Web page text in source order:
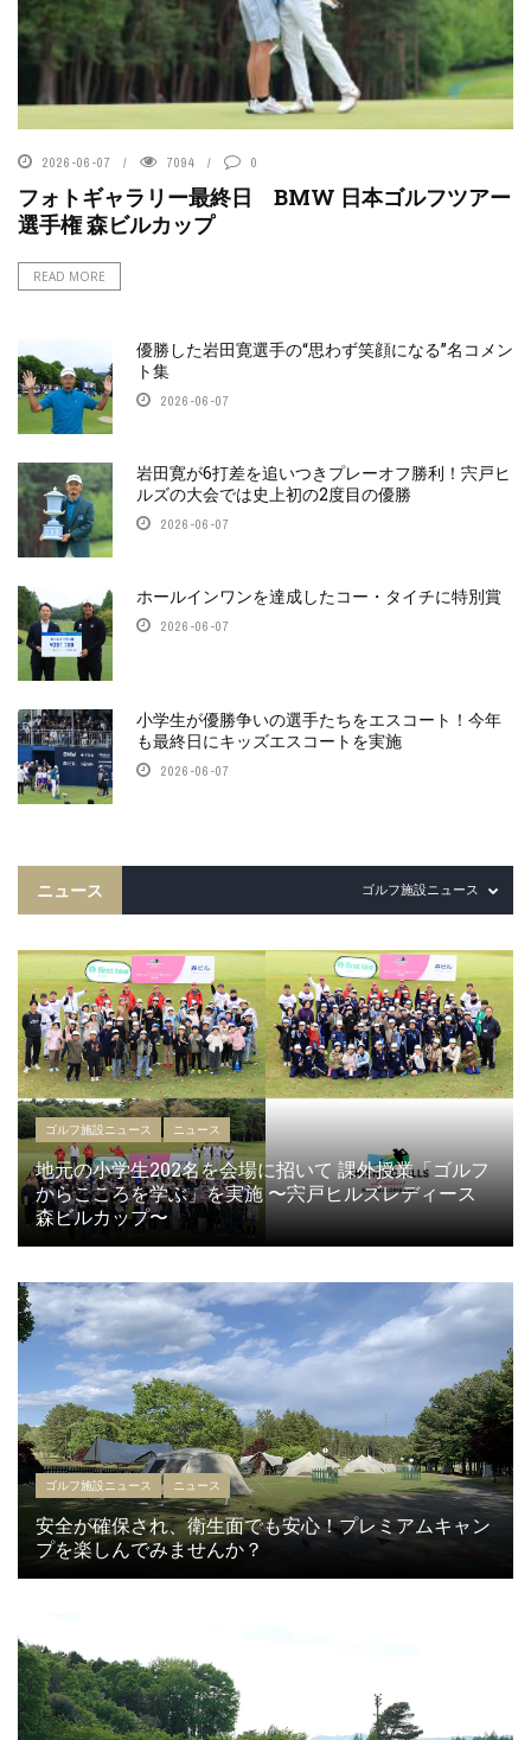
2026-06-07 7094 0
フォトギャラリー最終日 BMW 日本ゴルフツアー
選手権 森ビルカップ
READ MORE
優勝した岩田寛選手の“思わず笑顔になる”名コメン
ト集
2026-06-07
岩田寛が6打差を追いつきプレーオフ勝利！宍戸ヒ
ルズの大会では史上初の2度目の優勝
2026-06-07
ホールインワンを達成したコー・タイチに特別賞
2026-06-07
小学生が優勝争いの選手たちをエスコート！今年
も最終日にキッズエスコートを実施
2026-06-07
ニュース ゴルフ施設ニュース
ゴルフ施設ニュース ニュース
地元の小学生202名を会場に招いて 課外授業「ゴルフ
からこころを学ぶ」を実施 〜宍戸ヒルズレディース
森ビルカップ〜
ゴルフ施設ニュース ニュース
安全が確保され、衛生面でも安心！プレミアムキャン
プを楽しんでみませんか？